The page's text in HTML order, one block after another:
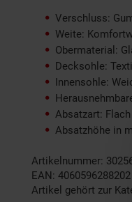
Verschluss:
Weite:
Obermaterial:
Decksohle: Textil
Innensohle:
Absatzart: Flach
Absatzhöhe in
Artikelnummer:
EAN: 4060596288202
Artikel gehört zur